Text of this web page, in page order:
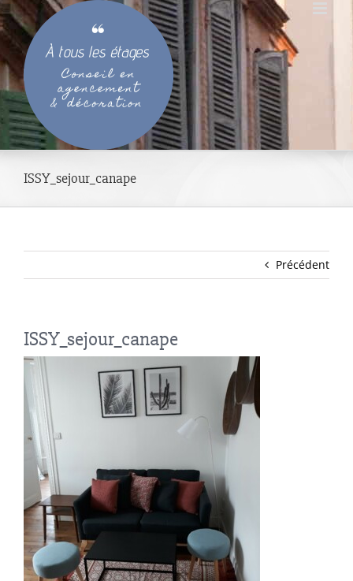
Passer
au
contenu
ISSY_sejour_canape
Précédent
ISSY_sejour_canape